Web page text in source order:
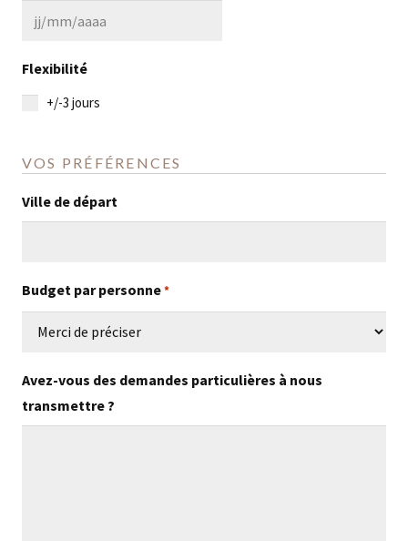
slash
JJ
slash
Flexibilité
+/-3 jours
VOS PRÉFÉRENCES
Ville de départ
Budget par personne*
Avez-vous des demandes particulières à nous
transmettre ?